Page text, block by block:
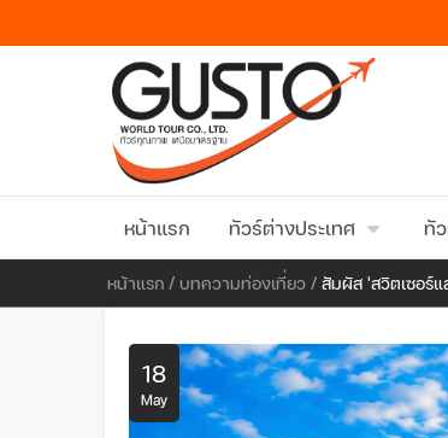
หน้าแรก ทัวร์ต่างประเทศ ทั
หน้าแรก / บทความท่องเที่ยว / สัมผัส 'สวิตเซอร์
18
May